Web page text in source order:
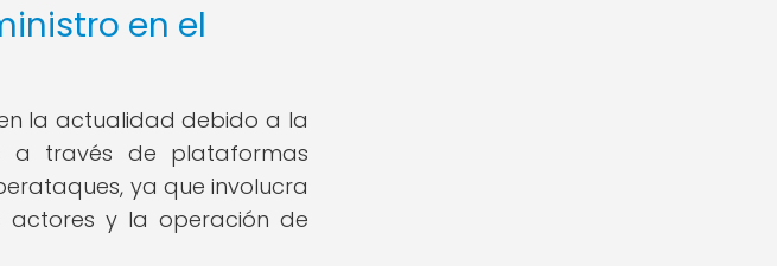
en el
la actualidad debido a la
a través de plataformas
ya que involucra
actores y la operación de